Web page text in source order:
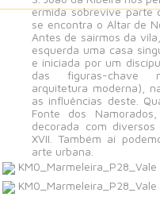
ermida sobrevive parte
se encontra o Altar de
Antes de sairmos da
esquerda uma casa
e iniciada por um
das figuras-chave
arquitetura moderna),
as influências deste.
Fonte dos
decorada com
XVII. Também aí
arte urbana.
KM0_Marmeleira_P28_Vale